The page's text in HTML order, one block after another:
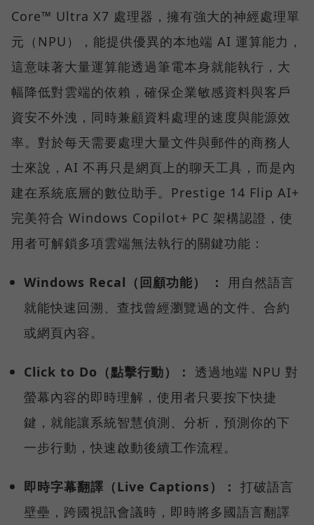
Core™ Ultra X7 處理器，擁有強大的神經處理單
元（NPU），能提供優異的本地端 AI 運算能力，
這意味著大量運算能透過筆電本身就能執行，大
幅降低對雲端的依賴，確保企業敏感資料與客戶
資安不外洩，同時兼顧資料處理的速度與能源效
率。對於每天需要處理大量文件與郵件的商務人
士來說，AI 不再只是網頁上的聊天工具，而是內
建在系統底層的數位助手。Prestige 14 Flip AI+
完美符合 Windows Copilot+ PC 架構認證，使
用者可解鎖多項雲端無法執行的關鍵功能：
Windows Recal（回顧功能） ：
用自然語言
就能快速回溯、查找曾經瀏覽過的文件、合約
或網頁內容。
Click to Do（點擊行動）： 透過地端 NPU 對
螢幕內容的即時理解，使用者只要按下快捷
鍵，就能讓系統智慧偵測、分析，預測你的下
一步行動，快速啟動後續工作流程。
即時字幕翻譯（Live Captions）： 打破語言
壁壘，跨國視訊會議時，即時將多國語言翻譯